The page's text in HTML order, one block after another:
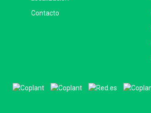
Contacto